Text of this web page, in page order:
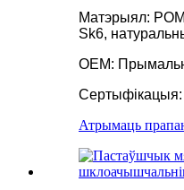
Матэрыял:
Sk6,
OEM:
Сертыфікацыя:
Атрымаць